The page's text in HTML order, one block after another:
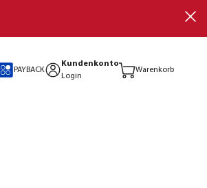
PAYBACK
Kundenkonto
Login
Warenkorb